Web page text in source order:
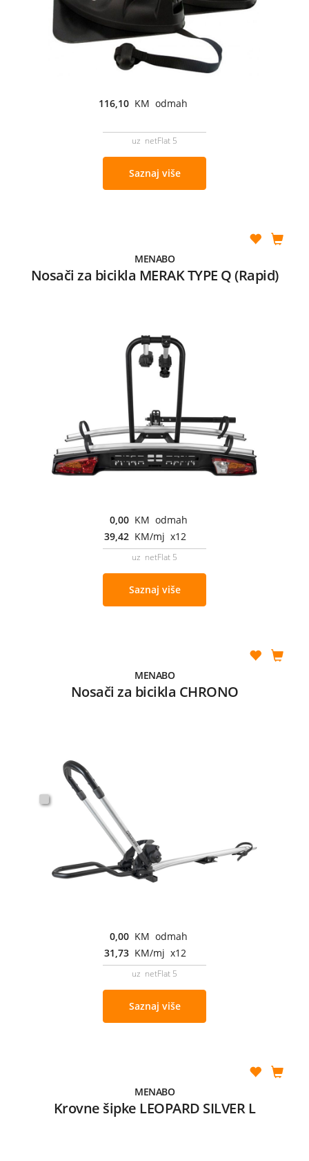
116,10 KM odmah
uz netFlat 5
Saznaj više
MENABO
Nosači za bicikla MERAK TYPE Q (Rapid)
0,00 KM odmah
39,42 KM/mj x12
uz netFlat 5
Saznaj više
MENABO
Nosači za bicikla CHRONO
0,00 KM odmah
31,73 KM/mj x12
uz netFlat 5
Saznaj više
MENABO
Krovne šipke LEOPARD SILVER L